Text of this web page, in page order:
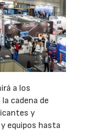
a los
cadena de
y
equipos hasta